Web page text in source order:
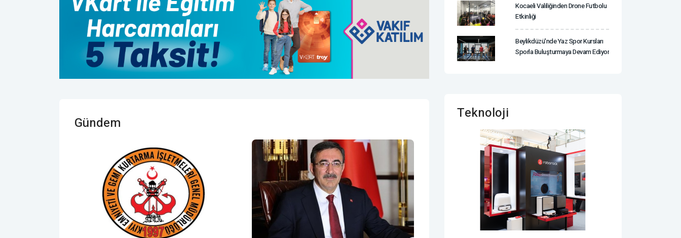
Gündem
Kocaeli Valiliğinden Drone Futbolu
Etkinliği
Beylikdüzü'nde Yaz Spor Kursları
Sporla Buluşturmaya Devam Ediyor
Teknoloji